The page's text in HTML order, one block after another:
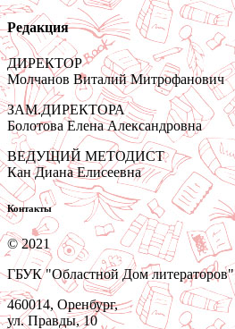
Редакция
ДИРЕКТОР
Молчанов Виталий Митрофанович
ЗАМ.ДИРЕКТОРА
Болотова Елена Александровна
ВЕДУЩИЙ МЕТОДИСТ
Кан Диана Елисеевна
Контакты
© 2021
ГБУК "Областной Дом литераторов"
460014, Оренбург,
ул. Правды, 10